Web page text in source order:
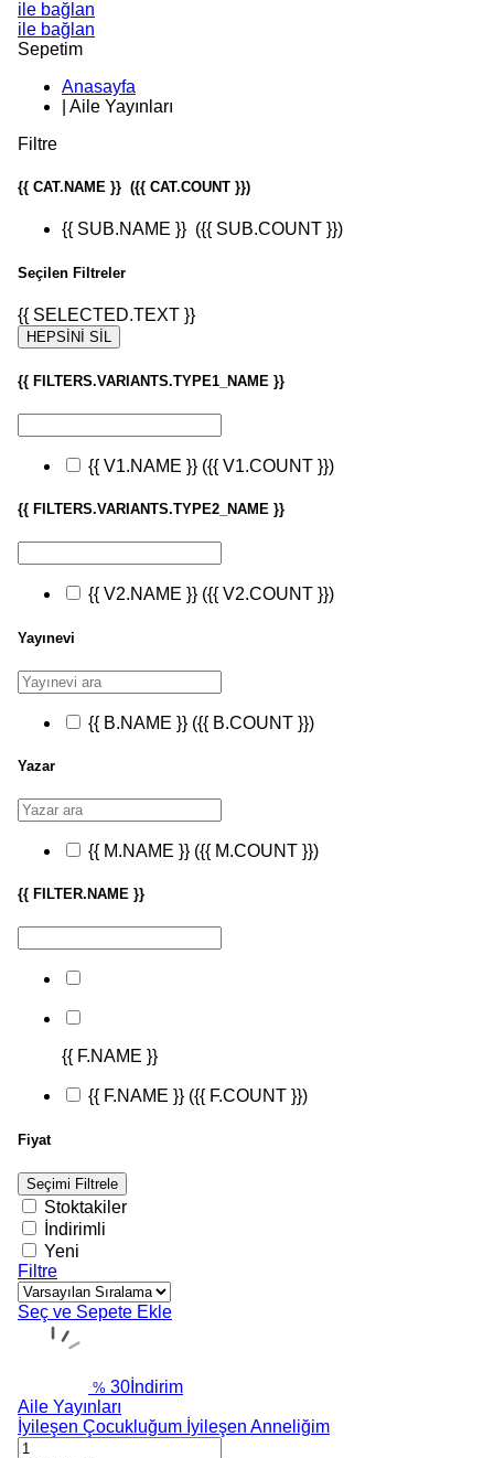
ile bağlan
ile bağlan
Sepetim
Anasayfa
Aile Yayınları
Filtre
{{ CAT.NAME }} ({{ CAT.COUNT }})
{{ SUB.NAME }} ({{ SUB.COUNT }})
Seçilen Filtreler
{{ SELECTED.TEXT }}
HEPSİNİ SİL
{{ FILTERS.VARIANTS.TYPE1_NAME }}
{{ V1.NAME }} ({{ V1.COUNT }})
{{ FILTERS.VARIANTS.TYPE2_NAME }}
{{ V2.NAME }} ({{ V2.COUNT }})
Yayınevi
{{ B.NAME }} ({{ B.COUNT }})
Yazar
{{ M.NAME }} ({{ M.COUNT }})
{{ FILTER.NAME }}
{{ F.NAME }}
{{ F.NAME }} ({{ F.COUNT }})
Fiyat
Seçimi Filtrele
Stoktakiler
İndirimli
Yeni
Filtre
Seç ve Sepete Ekle
% 30 İndirim
Aile Yayınları
İyileşen Çocukluğum İyileşen Anneliğim